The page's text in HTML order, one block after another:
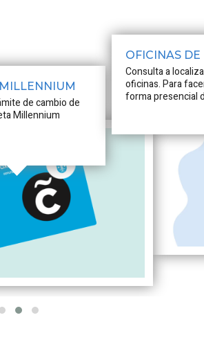
de cambio de
Millennium
OFICINAS DE
Consulta a
oficinas. Para
forma presencial